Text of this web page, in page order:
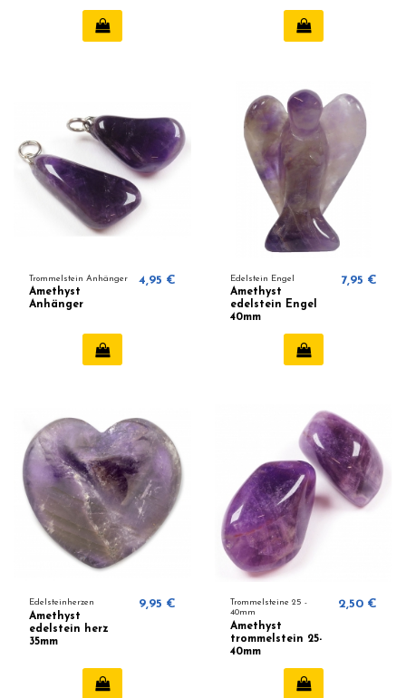
Trommelstein Anhänger
Amethyst
Anhänger
4,95 € Edelstein Engel
Amethyst
edelstein Engel
40mm
7,95 €
Edelsteinherzen
Amethyst
edelstein herz
35mm
9,95 €
Trommelsteine 25 -
40mm
Amethyst
trommelstein 25-
40mm
2,50 €